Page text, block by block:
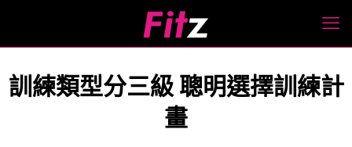
訓練類型分三級 聰明選擇訓練計
畫